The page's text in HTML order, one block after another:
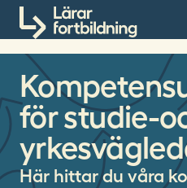
Till innehållet
för studie-
Här hittar du våra